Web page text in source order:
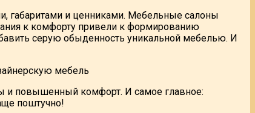
габаритами и ценниками. Мебельные салоны
к комфорту привели к формированию
серую обыденность уникальной мебелью. И
и повышенный комфорт. И самое главное:
поштучно!